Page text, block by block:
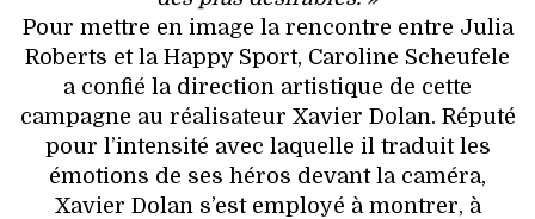
Pour mettre en image la rencontre entre Julia
Roberts et la Happy Sport, Caroline Scheufele
a confié la direction artistique de cette
campagne au réalisateur Xavier Dolan. Réputé
pour l’intensité avec laquelle il traduit les
émotions de ses héros devant la caméra,
Xavier Dolan s’est employé à montrer, à